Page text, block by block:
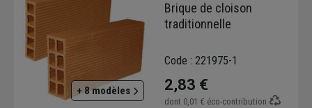
+ 8 modèles
Brique de cloison
traditionnelle
Code : 221975-1
2,83 €
dont 0,01 € éco-contribution